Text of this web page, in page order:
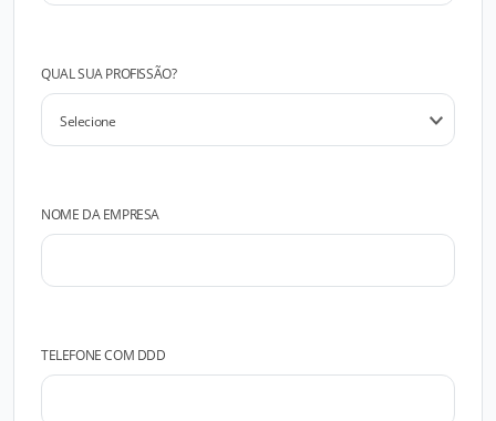
QUAL SUA PROFISSÃO?
NOME DA EMPRESA
TELEFONE COM DDD